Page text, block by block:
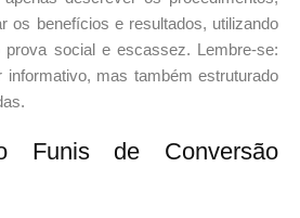
os benefícios e resultados, utilizando
social e escassez. Lembre-se:
informativo, mas também estruturado
Funis de Conversão